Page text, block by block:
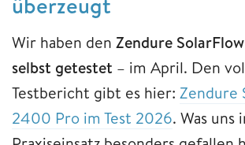
Wir haben den Zendure
selbst getestet – im April. Den
Testbericht gibt es hier: Zendure
2400 Pro im Test 2026. Was uns